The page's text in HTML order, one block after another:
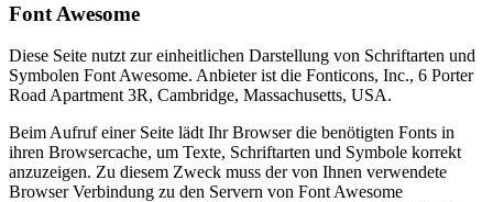
Font Awesome
Diese Seite nutzt zur einheitlichen Darstellung von Schriftarten und
Symbolen Font Awesome. Anbieter ist die Fonticons, Inc., 6 Porter
Road Apartment 3R, Cambridge, Massachusetts, USA.
Beim Aufruf einer Seite lädt Ihr Browser die benötigten Fonts in
ihren Browsercache, um Texte, Schriftarten und Symbole korrekt
anzuzeigen. Zu diesem Zweck muss der von Ihnen verwendete
Browser Verbindung zu den Servern von Font Awesome